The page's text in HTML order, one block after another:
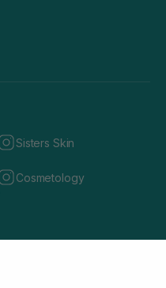
Sisters Skin
Cosmetology